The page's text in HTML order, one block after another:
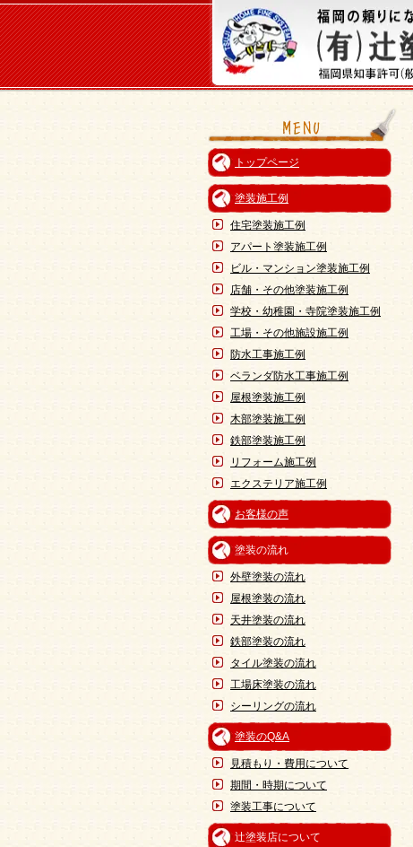
トップページ
塗装施工例
住宅塗装施工例
アパート塗装施工例
ビル・マンション塗装施工例
店舗・その他塗装施工例
学校・幼稚園・寺院塗装施工例
工場・その他施設施工例
防水工事施工例
ベランダ防水工事施工例
屋根塗装施工例
木部塗装施工例
鉄部塗装施工例
リフォーム施工例
エクステリア施工例
お客様の声
塗装の流れ
外壁塗装の流れ
屋根塗装の流れ
天井塗装の流れ
鉄部塗装の流れ
タイル塗装の流れ
工場床塗装の流れ
シーリングの流れ
塗装のQ&A
見積もり・費用について
期間・時期について
塗装工事について
辻塗装店について